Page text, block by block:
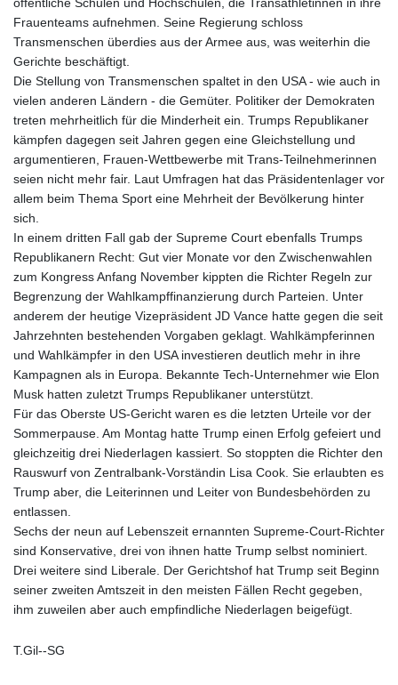
öffentliche Schulen und Hochschulen, die Transathletinnen in ihre
Frauenteams aufnehmen. Seine Regierung schloss
Transmenschen überdies aus der Armee aus, was weiterhin die
Gerichte beschäftigt.
Die Stellung von Transmenschen spaltet in den USA - wie auch in
vielen anderen Ländern - die Gemüter. Politiker der Demokraten
treten mehrheitlich für die Minderheit ein. Trumps Republikaner
kämpfen dagegen seit Jahren gegen eine Gleichstellung und
argumentieren, Frauen-Wettbewerbe mit Trans-Teilnehmerinnen
seien nicht mehr fair. Laut Umfragen hat das Präsidentenlager vor
allem beim Thema Sport eine Mehrheit der Bevölkerung hinter
sich.
In einem dritten Fall gab der Supreme Court ebenfalls Trumps
Republikanern Recht: Gut vier Monate vor den Zwischenwahlen
zum Kongress Anfang November kippten die Richter Regeln zur
Begrenzung der Wahlkampffinanzierung durch Parteien. Unter
anderem der heutige Vizepräsident JD Vance hatte gegen die seit
Jahrzehnten bestehenden Vorgaben geklagt. Wahlkämpferinnen
und Wahlkämpfer in den USA investieren deutlich mehr in ihre
Kampagnen als in Europa. Bekannte Tech-Unternehmer wie Elon
Musk hatten zuletzt Trumps Republikaner unterstützt.
Für das Oberste US-Gericht waren es die letzten Urteile vor der
Sommerpause. Am Montag hatte Trump einen Erfolg gefeiert und
gleichzeitig drei Niederlagen kassiert. So stoppten die Richter den
Rauswurf von Zentralbank-Vorständin Lisa Cook. Sie erlaubten es
Trump aber, die Leiterinnen und Leiter von Bundesbehörden zu
entlassen.
Sechs der neun auf Lebenszeit ernannten Supreme-Court-Richter
sind Konservative, drei von ihnen hatte Trump selbst nominiert.
Drei weitere sind Liberale. Der Gerichtshof hat Trump seit Beginn
seiner zweiten Amtszeit in den meisten Fällen Recht gegeben,
ihm zuweilen aber auch empfindliche Niederlagen beigefügt.
T.Gil--SG